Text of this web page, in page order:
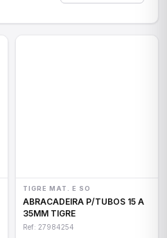
TIGRE MAT. E SO
ABRACADEIRA P/TUBOS 15 A
35MM TIGRE
Ref: 27984254